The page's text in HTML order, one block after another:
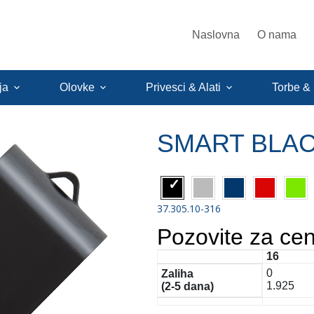
Naslovna O nama
Olovke Privesci & Alati Torbe &
SMART
37.305.10-316
Pozovite za
16
Zaliha
(2-5 dana)
0
1.925